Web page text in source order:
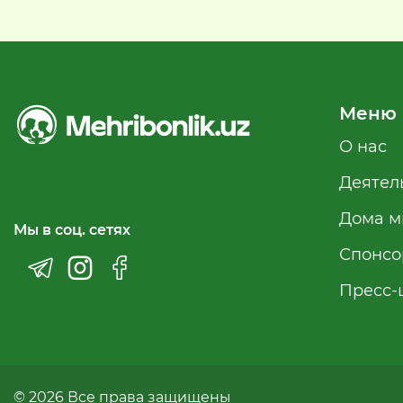
Мы в соц. сетях
Меню
О нас
Дома
Пресс-
© 2026 Все права защищены